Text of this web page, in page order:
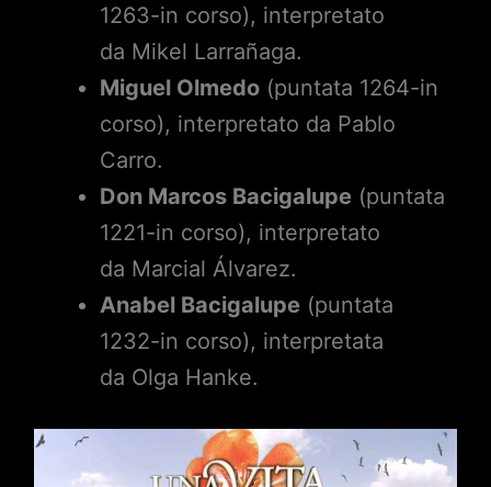
1263-in corso), interpretato
da Mikel Larrañaga.
Miguel Olmedo(puntata 1264-in
corso), interpretato da Pablo
Carro.
Don Marcos Bacigalupe (puntata
1221-in corso), interpretato
da Marcial Álvarez.
Anabel Bacigalupe (puntata
1232-in corso), interpretata
da Olga Hanke.